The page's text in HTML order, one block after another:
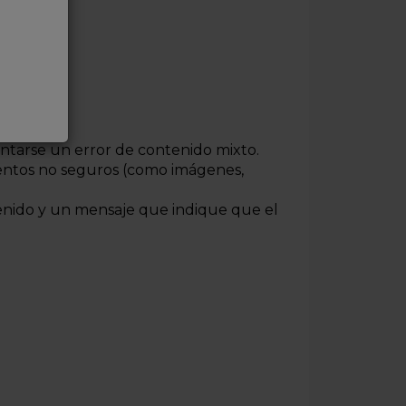
un error de contenido mixto.
no seguros (como imágenes,
y un mensaje que indique que el